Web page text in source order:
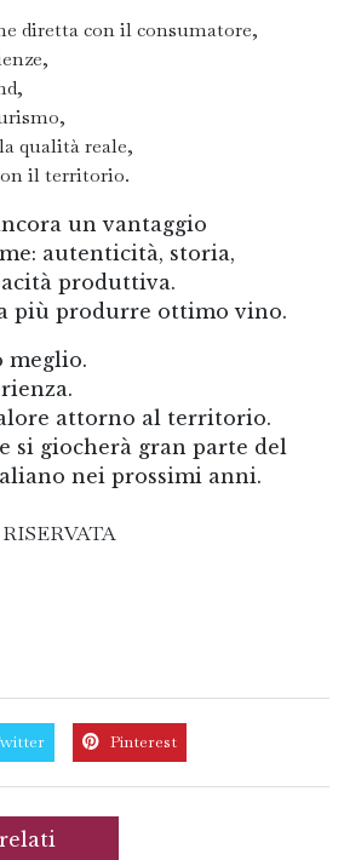
diretta con il consumatore,
qualità reale,
il territorio.
un vantaggio
autenticità, storia,
produttiva.
più produrre ottimo vino.
meglio.
attorno al territorio.
si giocherà gran parte del
nei prossimi anni.
Pinterest